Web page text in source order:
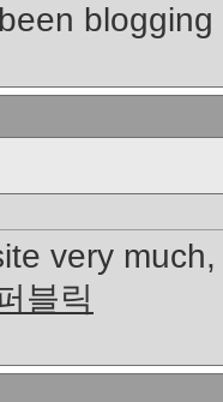
very
블릭